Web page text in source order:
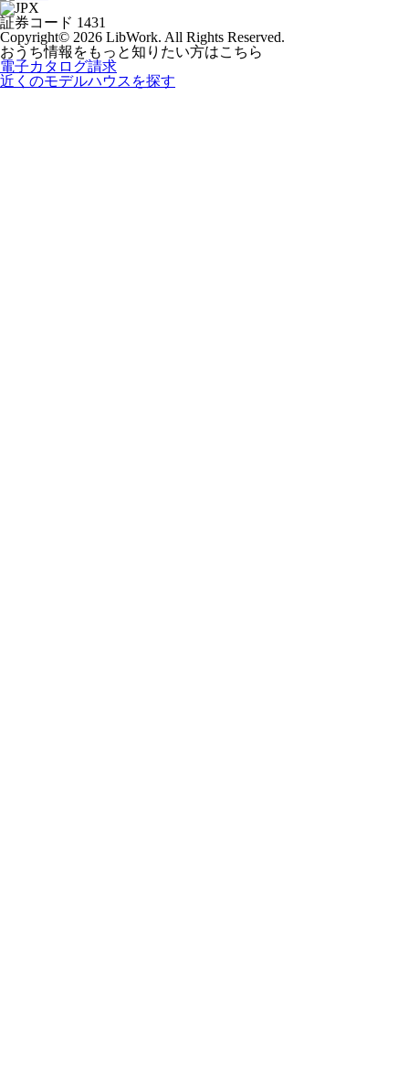
証券コード 1431
Copyright© 2026 LibWork. All Rights Reserved.
おうち情報をもっと知りたい方はこちら
電子カタログ請求
近くのモデルハウスを探す